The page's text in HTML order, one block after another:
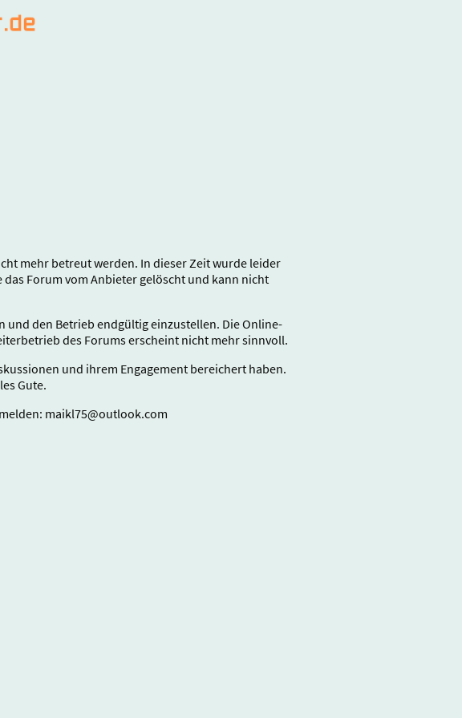
mehr betreut werden. In dieser Zeit wurde leider
Forum vom Anbieter gelöscht und kann nicht
und den Betrieb endgültig einzustellen. Die Online-
des Forums erscheint nicht mehr sinnvoll.
und ihrem Engagement bereichert haben.
Gute.
maikl75@outlook.com